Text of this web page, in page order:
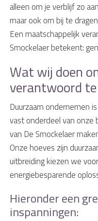
alleen om je verblijf zo
maar ook om bij te
Een maatschappelijk
Smockelaer betekent:
Wat wij doen
verantwoord
Duurzaam ondernemen
vast onderdeel van onze
van De Smockelaer
Onze hoeves zijn
uitbreiding kiezen we
energiebesparende
Hieronder een
inspanningen: